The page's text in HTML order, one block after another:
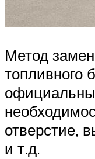
Метод
топливного
отверстие,
и т.д.